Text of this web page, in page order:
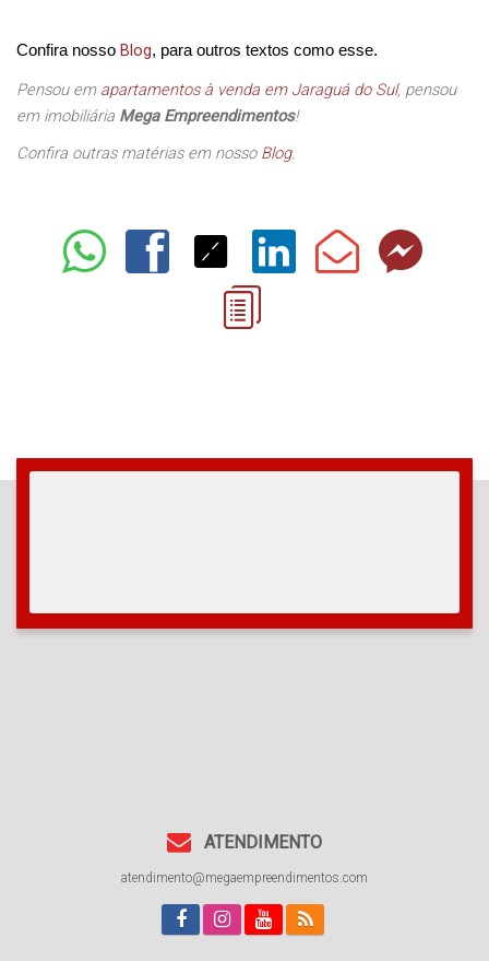
Confira nosso Blog, para outros textos como esse.
Pensou em apartamentos à venda em Jaraguá do Sul, pensou
em imobiliária Mega Empreendimentos!
Confira outras matérias em nosso Blog.
ATENDIMENTO
atendimento@megaempreendimentos.com